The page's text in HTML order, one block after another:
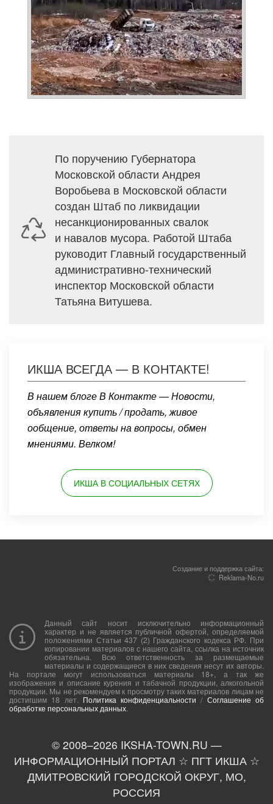
По поручению Губернатора
Московской области Андрея
Воробьева в Московской области
создан Штаб по ликвидации
несанкционированных свалок
и навалов мусора. Работой Штаба
руководит Главный государственный
административно-технический
инспектор Московской области
Татьяна Витушева.
ИКША ВСЕГДА — В КОНТАКТЕ!
В нашем блоге В Контакте — Новости,
объявления купить / продать, живое
ообщение, ответы на вопросы, обмен
мнениями. Велком!
ИКША В СОЦИАЛЬНЫХ СЕТЯХ
Создание и поддержка сайта:
Reklama-No.ru
Данный сайт носит исключительно информационный
характер и не является публичной офертой, определяемой
положениями Статьи 437 (2) Гражданского кодекса РФ. При
копировании материалов с нашего сайта, ссылка на источник
обязательна. Всю ответственность за размещаемые
материалы и содержащиеся в них сведения несут их авторы.
На портале могут использоваться материалы 18+, а так же
изображения и описание курения и табачной продукции, алкогольной
продукции. Мы не рекомендуем к просмотру таких материалов лицам не
достигшим 18 лет. Политика конфиденциальности / Соглашение об
обработке персональных данных.
© 2008–2026 IKSHA-TOWN.RU —
ИНФОРМАЦИОННЫЙ ПОРТАЛ ☆ ПГТ ИКША ☆
ДМИТРОВСКИЙ ГОРОДСКОЙ ОКРУГ, МО,
РОССИЯ